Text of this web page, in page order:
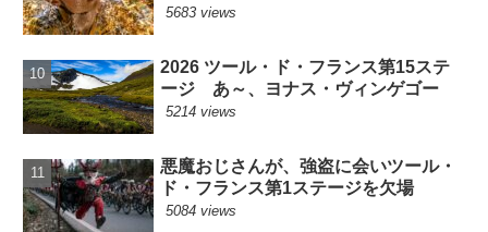
5683 views
2026 ツール・ド・フランス第15ステ
ージ あ～、ヨナス・ヴィンゲゴー
5214 views
悪魔おじさんが、強盗に会いツール・
ド・フランス第1ステージを欠場
5084 views